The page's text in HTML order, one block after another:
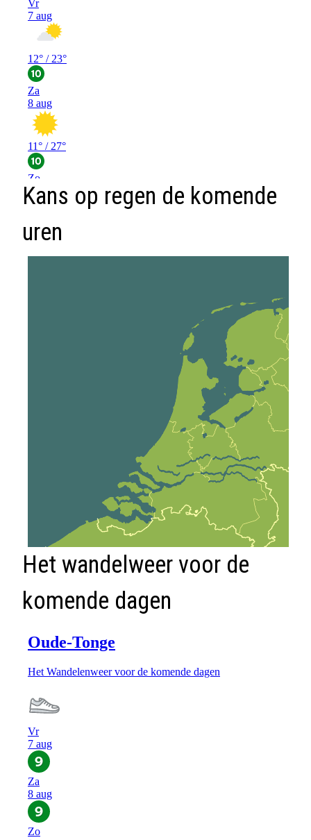
Kans op regen de komende
uren
Het wandelweer voor de
komende dagen